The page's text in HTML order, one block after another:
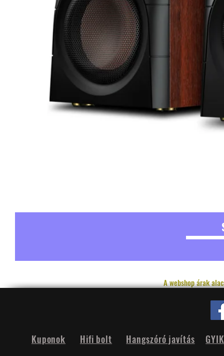
A webshop árak
Hifi bolt
Kuponok Hangszóró javítás GYIK